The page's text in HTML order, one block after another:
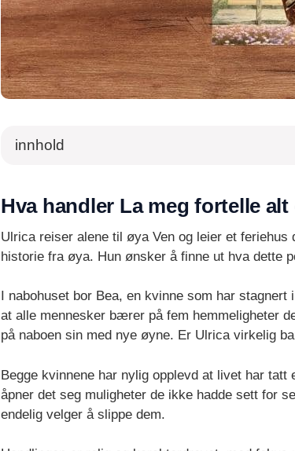
innhold
Hva handler La meg fortelle alt
Ulrica reiser alene til øya Ven og leier et
historie fra øya. Hun ønsker å finne ut hva dette
I nabohuset bor Bea, en kvinne som har
at alle mennesker bærer på fem hemmeligheter
på naboen sin med nye øyne. Er Ulrica virkelig
Begge kvinnene har nylig opplevd at livet har
åpner det seg muligheter de ikke hadde sett for
endelig velger å slippe dem.